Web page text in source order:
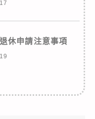
休申請注意事項